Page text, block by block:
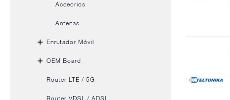
Acceorios
Antenas
Enrutador Móvil
OEM Board
Router LTE / 5G
Router VDSL / ADSL